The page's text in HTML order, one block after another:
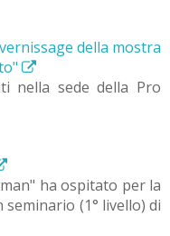
della mostra
nella sede della Pro
ha ospitato per la
(1° livello) di